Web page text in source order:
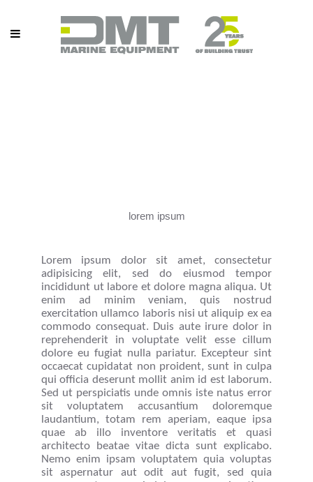
lorem ipsum
Lorem ipsum dolor sit amet, consectetur
adipisicing elit, sed do eiusmod tempor
incididunt ut labore et dolore magna aliqua. Ut
enim ad minim veniam, quis nostrud
exercitation ullamco laboris nisi ut aliquip ex ea
commodo consequat. Duis aute irure dolor in
reprehenderit in voluptate velit esse cillum
dolore eu fugiat nulla pariatur. Excepteur sint
occaecat cupidatat non proident, sunt in culpa
qui officia deserunt mollit anim id est laborum.
Sed ut perspiciatis unde omnis iste natus error
sit voluptatem accusantium doloremque
laudantium, totam rem aperiam, eaque ipsa
quae ab illo inventore veritatis et quasi
architecto beatae vitae dicta sunt explicabo.
Nemo enim ipsam voluptatem quia voluptas
sit aspernatur aut odit aut fugit, sed quia